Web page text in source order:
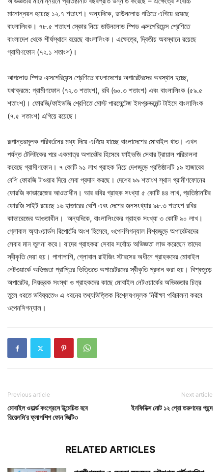
মানোন্নয়ন হয়েছে ১২.৭ শতাংশ। অন্যদিকে, ডাউনলোড গতিতে এগিয়ে রয়েছে
বাংলালিংক। ৭৮.৫ শতাংশ স্কোর নিয়ে ডাউনলোড স্পিড এক্সপেরিয়েন্স শ্রেণিতে
বাংলাদেশ থেকে শীর্ষস্থানে রয়েছে বাংলালিংক। এক্ষেত্রে, দ্বিতীয় অবস্থানে রয়েছে
গ্রামীণফোন (৭২.১ শতাংশ)।
আপলোড স্পিড এক্সপেরিয়েন্স শ্রেণিতে বাংলাদেশের অপারেটরদের অবস্থান হচ্ছে,
যথাক্রমে: গ্রামীণফোন (৭২.৩ শতাংশ), রবি (৬০.৩ শতাংশ) এবং বাংলালিংক (৫৯.৫
শতাংশ)। ফোরজি/ফাইভজি শ্রেণিতে মোস্ট পারসেন্টেজ ইমপ্রুভমেন্ট টাইমে বাংলালিংক
(৭.৫ শতাংশ) এগিয়ে রয়েছে।
রূপান্তরমূলক পরিবর্তনের মধ্য দিয়ে এগিয়ে যাচ্ছে বাংলাদেশের মোবাইল খাত। এখন
পর্যন্ত টেলিটকের পরে একমাত্র অপারেটর হিসেবে ফাইভজি সেবার ট্রায়াল পরিচালনা
করেছে গ্রামীণফোন। ৭ কোটি ৯১ লাখ গ্রাহক নিয়ে দেশজুড়ে প্রতিষ্ঠানটি ১৯ হাজারের
বেশি ফোরজি টাওয়ার দিয়ে সেবা প্রদান করছে। দেশের ৯৯ শতাংশ স্থান গ্রামীণফোনের
ফোরজি কাভারেজের আওতাধীন। আর রবির গ্রাহক সংখ্যা ৫ কোটি ৪৪ লাখ, প্রতিষ্ঠানটির
ফোরজি সাইট রয়েছে ১৬ হাজারের বেশি এবং দেশের জনসংখ্যার ৯৮.৩ শতাংশ রবির
কাভারেজের আওতাধীন। অন্যদিকে, বাংলালিংকের গ্রাহক সংখ্যা ৩ কোটি ৯০ লাখ।
গ্লোবাল অ্যাওয়ার্ডস রিপোর্টের অংশ হিসেবে, ওপেনসিগন্যাল বিশ্বজুড়ে অপারেটরদের
সেবার মান তুলনা করে। যাদের গ্রাহকরা সেবার সর্বোচ্চ অভিজ্ঞতা লাভ করেছেন তাদের
স্বীকৃতি দেয়া হয়। পাশাপাশি, গ্লোবাল রাইজিং স্টারসের অধীনে গ্রাহকদের মোবাইল
নেটওয়ার্কে অভিজ্ঞতা প্রাপ্তির ভিত্তিতে অপারেটরদের স্বীকৃতি প্রদান করা হয়। বিশ্বজুড়ে
অপারেটর, নিয়ন্ত্রক সংস্থা ও গ্রাহকদের কাছে মোবাইল নেটওয়ার্কের অভিজ্ঞতার চিত্র
তুলে ধরতে ভবিষ্যতেও এ ধরনের তথ্যভিত্তিক বিশ্লেষণমূলক নিরীক্ষা পরিচালনা করবে
ওপেনসিগন্যাল।
Previous article
মোবাইল ওয়ার্ল্ড কংগ্রেসে উন্মেচিত হবে
রিয়েলমি’র ফ্লাগশিপ ফোন জিটি৩
Next article
ইনফিনিক্স নোট ১২ প্রো তরুণদের পছন্দ
RELATED ARTICLES